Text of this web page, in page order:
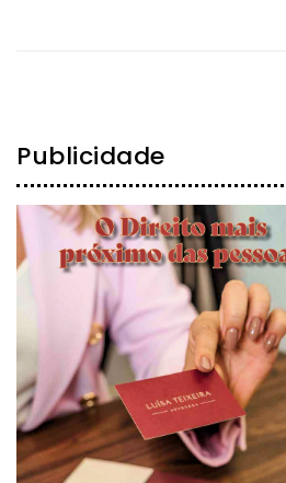
Publicidade